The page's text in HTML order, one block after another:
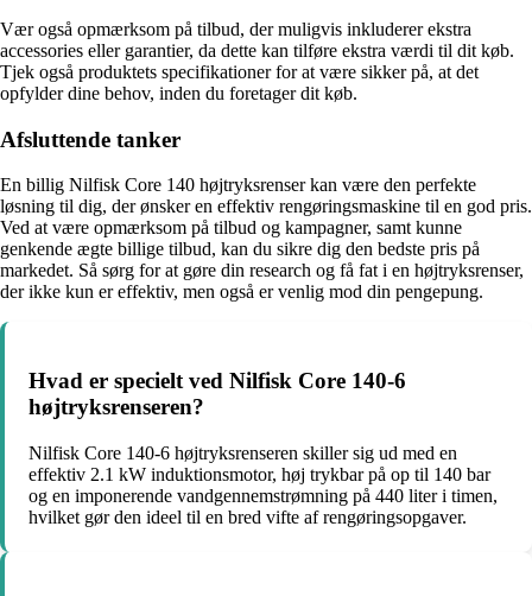
Vær også opmærksom på tilbud, der muligvis inkluderer ekstra
accessories eller garantier, da dette kan tilføre ekstra værdi til dit køb.
Tjek også produktets specifikationer for at være sikker på, at det
opfylder dine behov, inden du foretager dit køb.
Afsluttende tanker
En billig Nilfisk Core 140 højtryksrenser kan være den perfekte
løsning til dig, der ønsker en effektiv rengøringsmaskine til en god pris.
Ved at være opmærksom på tilbud og kampagner, samt kunne
genkende ægte billige tilbud, kan du sikre dig den bedste pris på
markedet. Så sørg for at gøre din research og få fat i en højtryksrenser,
der ikke kun er effektiv, men også er venlig mod din pengepung.
Hvad er specielt ved Nilfisk Core 140-6
højtryksrenseren?
Nilfisk Core 140-6 højtryksrenseren skiller sig ud med en
effektiv 2.1 kW induktionsmotor, høj trykbar på op til 140 bar
og en imponerende vandgennemstrømning på 440 liter i timen,
hvilket gør den ideel til en bred vifte af rengøringsopgaver.